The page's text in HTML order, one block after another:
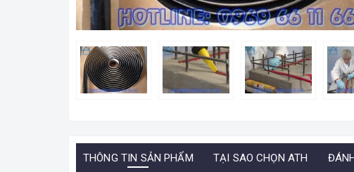
THÔNG TIN SẢN PHẨM TẠI SAO CHỌN ATH